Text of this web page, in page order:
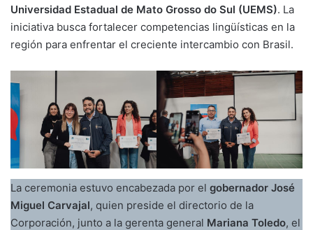
Universidad Estadual de Mato Grosso do Sul (UEMS). La
iniciativa busca fortalecer competencias lingüísticas en la
región para enfrentar el creciente intercambio con Brasil.
La ceremonia estuvo encabezada por el gobernador José
Miguel Carvajal, quien preside el directorio de la
Corporación, junto a la gerenta general Mariana Toledo, el